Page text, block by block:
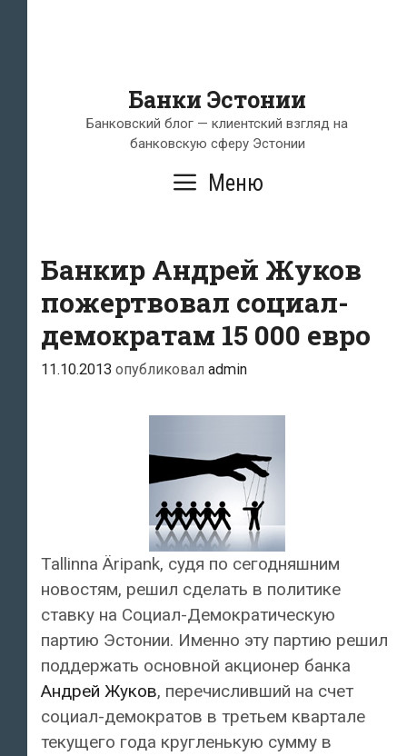
Банки Эстонии
Банковский блог — клиентский взгляд на
банковскую сферу Эстонии
Меню
Банкир Андрей Жуков
пожертвовал социал-
демократам 15 000 евро
11.10.2013 опубликовал admin
Tallinna Äripank, судя по сегодняшним
новостям, решил сделать в политике
ставку на Социал-Демократическую
партию Эстонии. Именно эту партию решил
поддержать основной акционер банка
Андрей Жуков, перечисливший на счет
социал-демократов в третьем квартале
текущего года кругленькую сумму в